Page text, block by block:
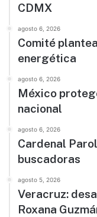
CDMX
agosto 6, 2026
Comité
energética
agosto 6, 2026
México
nacional
agosto 6, 2026
Cardenal
buscadoras
agosto 5, 2026
Veracruz:
Roxana